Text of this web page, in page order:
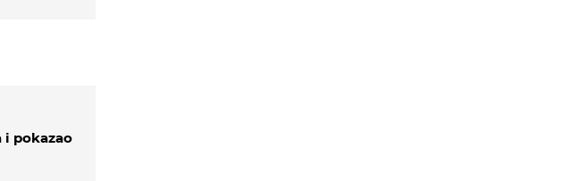
i pokazao